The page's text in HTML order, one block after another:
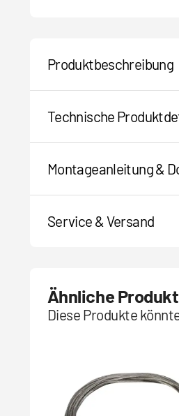
Produktbeschreibung
Technische
Montageanleitung &
Service & Versand
Ähnliche
Diese Produkte